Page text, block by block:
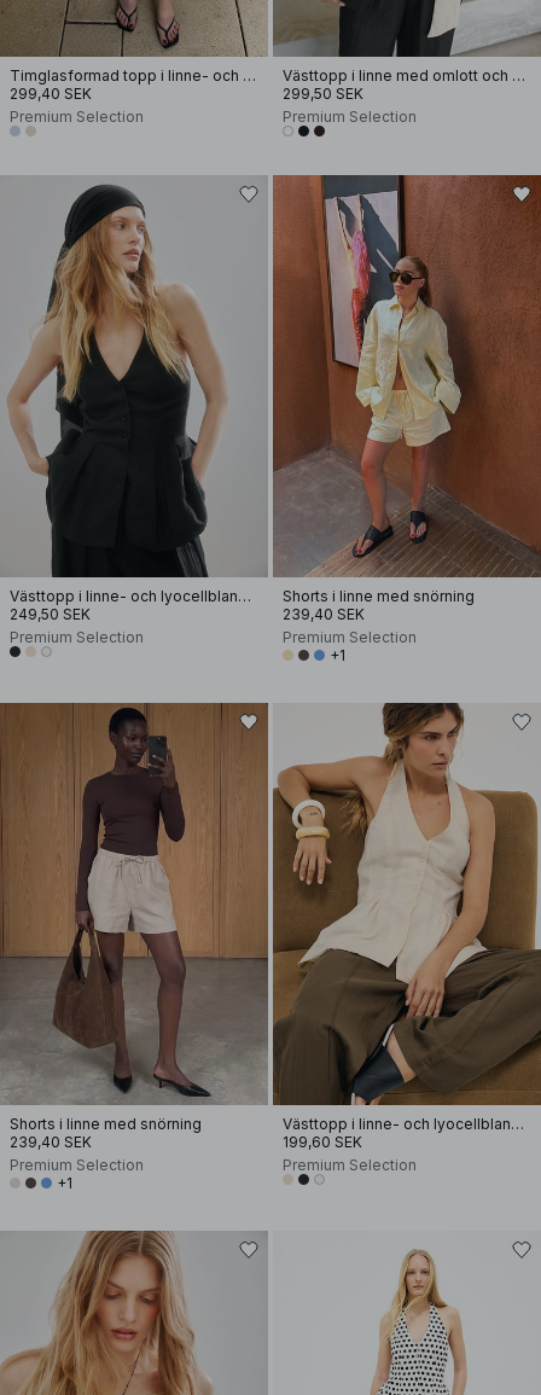
Timglasformad topp i linne- och lyocellblandning med sömdetalj
299,40 SEK
Premium Selection
Västtopp i linne med omlott och bälte
299,50 SEK
Premium Selection
Västtopp i linne- och lyocellblandning med halterneck
249,50 SEK
Premium Selection
Shorts i linne med snörning
239,40 SEK
Premium Selection
+1
Shorts i linne med snörning
239,40 SEK
Premium Selection
+1
Västtopp i linne- och lyocellblandning med halterneck
199,60 SEK
Premium Selection